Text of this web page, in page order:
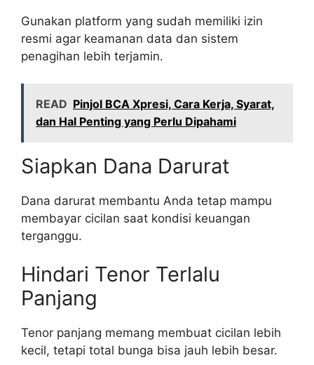
Gunakan platform yang sudah memiliki izin
resmi agar keamanan data dan sistem
penagihan lebih terjamin.
READ Pinjol BCA Xpresi, Cara Kerja, Syarat,
dan Hal Penting yang Perlu Dipahami
Siapkan Dana Darurat
Dana darurat membantu Anda tetap mampu
membayar cicilan saat kondisi keuangan
terganggu.
Hindari Tenor Terlalu
Panjang
Tenor panjang memang membuat cicilan lebih
kecil, tetapi total bunga bisa jauh lebih besar.